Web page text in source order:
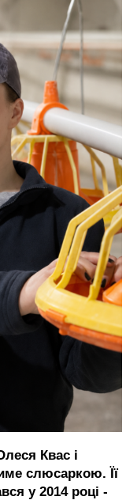
Квас і
слюсаркою. Її
у 2014 році -